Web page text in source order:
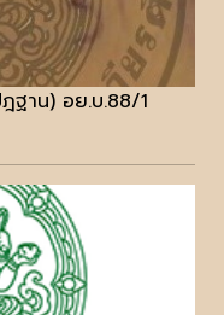
าน) อย.บ.88/1